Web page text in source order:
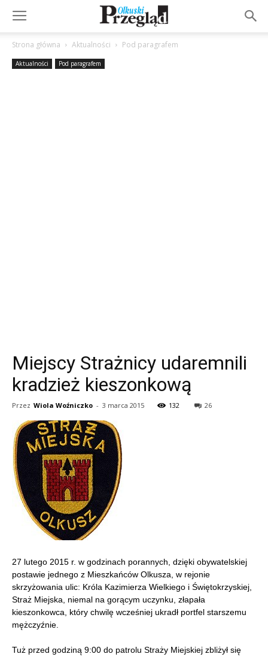
Strona główna Aktualności Pod paragrafem
Aktualności Pod paragrafem
Miejscy Strażnicy udaremnili
kradzież kieszonkową
Przez Wiola Woźniczko - 3 marca 2015 132 26
27 lutego 2015 r. w godzinach porannych, dzięki obywatelskiej
postawie jednego z Mieszkańców Olkusza, w rejonie
skrzyżowania ulic: Króla Kazimierza Wielkiego i Świętokrzyskiej,
Straż Miejska, niemal na gorącym uczynku, złapała
kieszonkowca, który chwilę wcześniej ukradł portfel starszemu
mężczyźnie.
Tuż przed godziną 9:00 do patrolu Straży Miejskiej zbliżył się